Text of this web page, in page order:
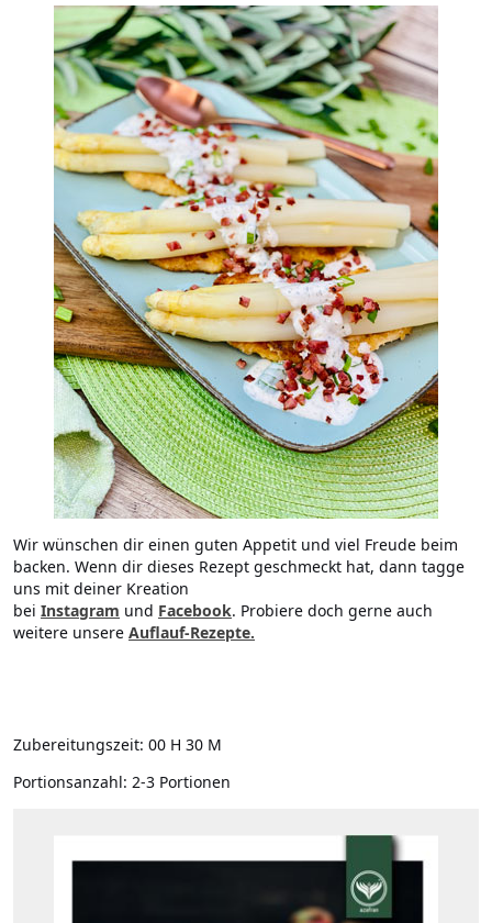
Wir wünschen dir einen guten Appetit und viel Freude beim
backen. Wenn dir dieses Rezept geschmeckt hat, dann tagge
uns mit deiner Kreation
bei Instagram und Facebook. Probiere doch gerne auch
weitere unsere Auflauf-Rezepte.
Zubereitungszeit: 00 H 30 M
Portionsanzahl: 2-3 Portionen